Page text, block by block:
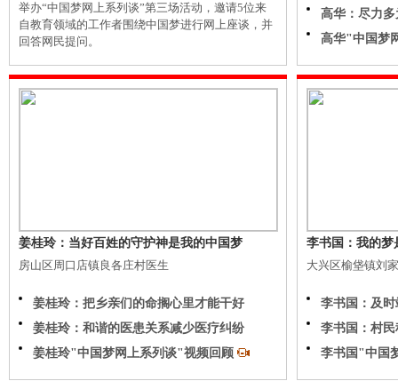
举办“中国梦网上系列谈”第三场活动，邀请5位来
自教育领域的工作者围绕中国梦进行网上座谈，并
回答网民提问。
姜桂玲：当好百姓的守护神是我的中国梦
房山区周口店镇良各庄村医生
姜桂玲：把乡亲们的命搁心里才能干好
姜桂玲：和谐的医患关系减少医疗纠纷
姜桂玲"中国梦网上系列谈"视频回顾
高华：尽力
高华"中国梦
李书国：我的梦
大兴区榆垡镇刘
李书国：及
李书国：村
李书国"中国